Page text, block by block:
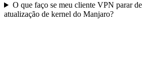
O que faço se meu cliente VPN parar
atualização de kernel do Manjaro?